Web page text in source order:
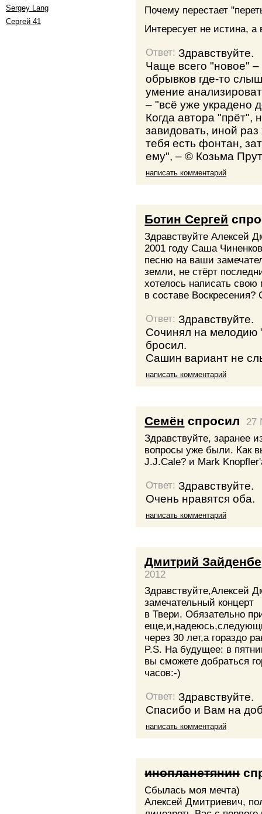
Sergey Lang
Сергей 41
Почему перестает
Интересует не истина,
Ответ:Здравствуйте.
Чаще всего "новое"
обрывков где-то
умение
– "всё уже украдено
Когда автора "прёт",
завидовать, иной
тебя есть фонтан,
ему", – © Козьма
написать комментарий
Ботин Сергей
Здравствуйте Алексей
2001 году Саша
песню на ваши
земли, не стёрт
хотелось написать
в составе Воскресения?
Ответ:Здравствуйте.
Сочинял на мелодию
бросил.
Сашин вариант не
написать комментарий
Семён спросил
27
Здравствуйте, заранее
вопросы уже были. Как
J.J.Cale? и Mark
Ответ:Здравствуйте.
Очень нравятся оба.
написать комментарий
Дмитрий
2012
Здравствуйте,Алексей
замечательный концерт
в Твери. Обязательно
через 30 лет,а гораздо
P.S. На будущее: в
вы сможете добраться
часов:-)
Ответ:Здравствуйте.
Спасибо и Вам на
написать комментарий
инопланетянин
Сбылась моя мечта)
Алексей Дмитриевич,